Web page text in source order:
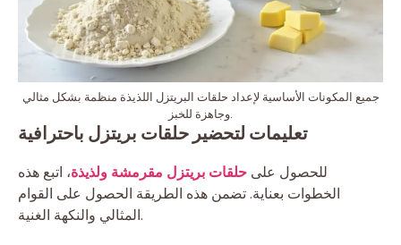
جميع المكونات الأساسية لإعداد حلقات البريتزل اللذيذة منظمة بشكل مثالي
وجاهزة للخبز.
تعليمات لتحضير حلقات بريتزل باحترافية
للحصول على حلقات بريتزل مقرمشة ولذيذة، اتبع هذه
الخطوات بعناية. تضمن هذه الطريقة الحصول على القوام
المثالي والنكهة الغنية.